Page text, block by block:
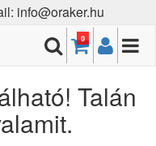
info@oraker.hu
0
Talán